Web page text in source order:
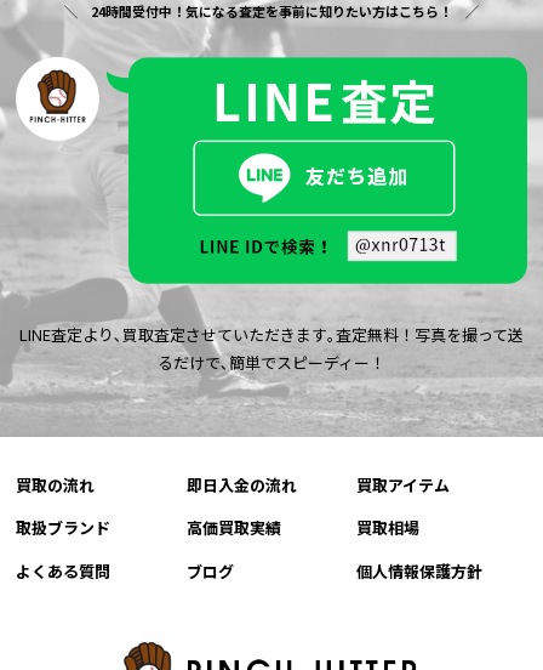
24時間受付中！気になる査定を事前に知りたい方はこちら！
LINE査定より､買取査定させていただきます｡査定無料！写真を撮って送
るだけで､簡単でスピーディー！
買取の流れ 即日入金の流れ
買取アイテム
取扱ブランド
高価買取実績
買取相場
よくある質問
ブログ 個人情報保護方針